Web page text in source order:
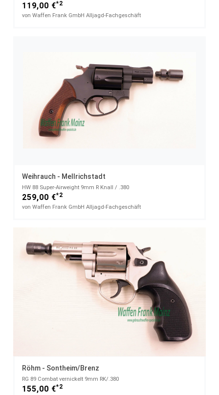
119,00 €*2
von Waffen Frank GmbH Alljagd-Fachgeschäft
Weihrauch - Mellrichstadt
HW 88 Super-Airweight 9mm R Knall / .380
259,00 €*2
von Waffen Frank GmbH Alljagd-Fachgeschäft
Röhm - Sontheim/Brenz
RG 89 Combat vernickelt 9mm RK/.380
155,00 €*2